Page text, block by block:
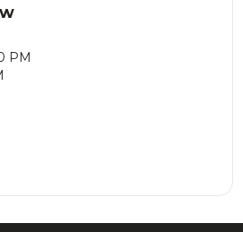
autres propriétés. Mis à
avons passé un très
PM